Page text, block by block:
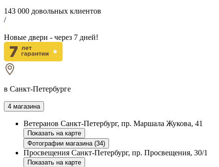
143 000 довольных клиентов
/
Новые двери - через 7 дней!
в Санкт-Петербурге
4 магазина
Ветеранов Санкт-Петербург, пр. Маршала Жукова, 41
Показать на карте
Фотографии магазина (34)
Просвещения Санкт-Петербург, пр. Просвещения, 30/1
Показать на карте